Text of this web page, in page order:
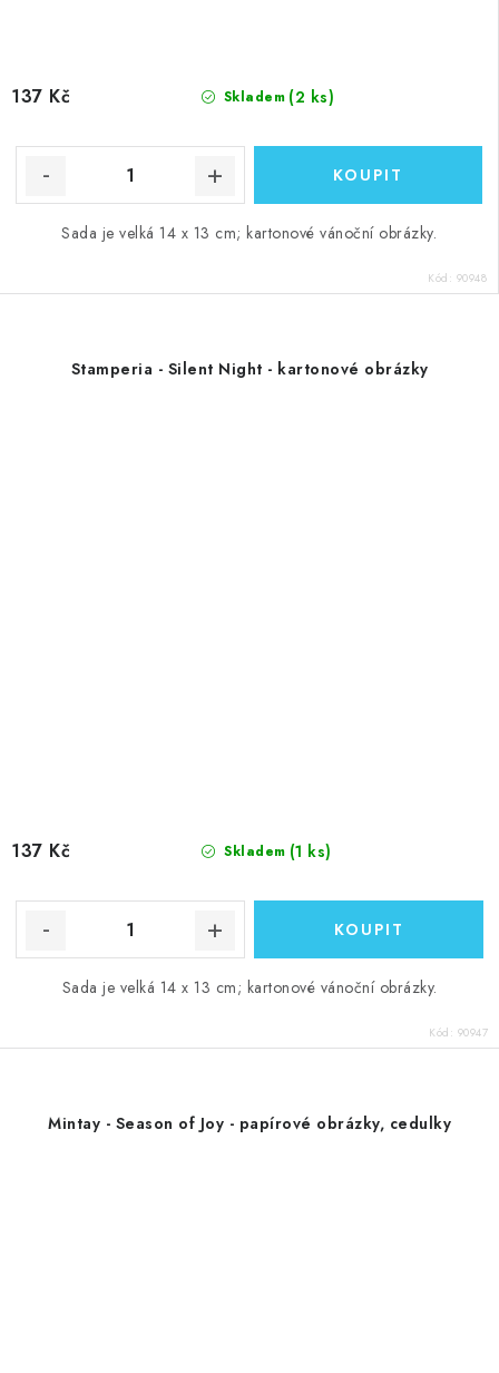
Skladem (2 ks)
137 Kč
Sada je velká 14 x 13 cm; kartonové vánoční obrázky.
Kód: 90948
Stamperia - Silent Night - kartonové obrázky
Skladem (1 ks)
137 Kč
Sada je velká 14 x 13 cm; kartonové vánoční obrázky.
Kód: 90947
Mintay - Season of Joy - papírové obrázky, cedulky